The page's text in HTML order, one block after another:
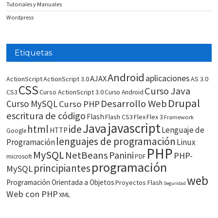
Tutoriales y Manuales
Wordpress
Etiquetas
ActionScriptActionScript 3.0AJAXAndroid aplicacionesAS 3.0
CS3 CSSCurso ActionScript 3.0Curso Android Curso Java
Curso MySQLCurso PHP Desarrollo WebDrupal
escritura de código FlashFlash CS3FlexFlex 3 Framework
Google html HTTP ideJavajavascriptLenguaje de
Programaciónlenguajes de programación Linux
microsoft MySQLNetBeans Panini PDF PHP PHP-
MySQLprincipiantesprogramación
Programación Orientada a ObjetosProyectos Flash Seguridad web
Web con PHPXML